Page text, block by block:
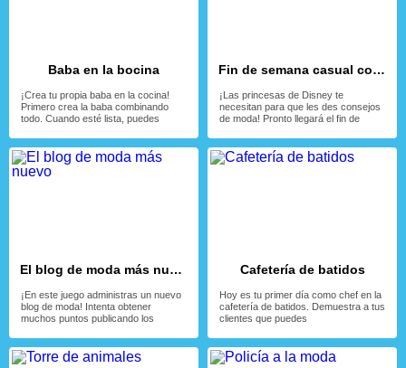
Baba en la bocina
¡Crea tu propia baba en la cocina!
Primero crea la baba combinando
todo. Cuando esté lista, puedes
Fin de semana casual con las fashionistas
¡Las princesas de Disney te
necesitan para que les des consejos
de moda! Pronto llegará el fin de
El blog de moda más nuevo
¡En este juego administras un nuevo
blog de moda! Intenta obtener
muchos puntos publicando los
Cafetería de batidos
Hoy es tu primer día como chef en la
cafetería de batidos. Demuestra a tus
clientes que puedes